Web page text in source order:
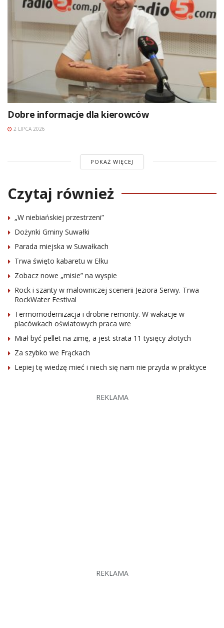
Dobre informacje dla kierowców
2 LIPCA 2026
POKAŻ WIĘCEJ
Czytaj również
„W niebiańskiej przestrzeni”
Dożynki Gminy Suwałki
Parada miejska w Suwałkach
Trwa święto kabaretu w Ełku
Zobacz nowe „misie” na wyspie
Rock i szanty w malowniczej scenerii Jeziora Serwy. Trwa
RockWater Festival
Termomodernizacja i drobne remonty. W wakacje w
placówkach oświatowych praca wre
Miał być pellet na zimę, a jest strata 11 tysięcy złotych
Za szybko we Frąckach
Lepiej tę wiedzę mieć i niech się nam nie przyda w praktyce
REKLAMA
REKLAMA